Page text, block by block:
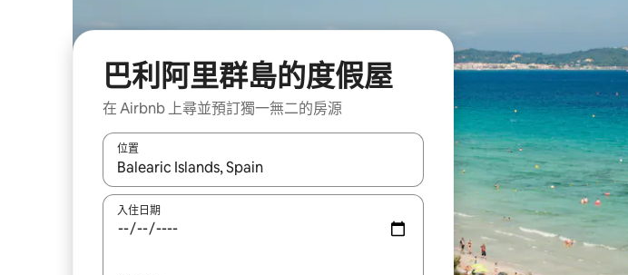
巴利阿里群島的度假屋
在 Airbnb 上尋並預訂獨一無二的房源
位置
如有搜尋結果，瀏覽內容時請使用上下箭頭，或輕點、滑動裝置。
入住日期